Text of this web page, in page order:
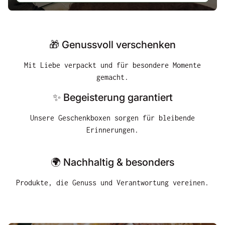
Pasta-Kreationen oder als feiner Aufstrich.
🎁 Genussvoll verschenken
Mit Liebe verpackt und für besondere Momente
gemacht.
✨ Begeisterung garantiert
Unsere Geschenkboxen sorgen für bleibende
Erinnerungen.
🌍 Nachhaltig & besonders
Produkte, die Genuss und Verantwortung vereinen.